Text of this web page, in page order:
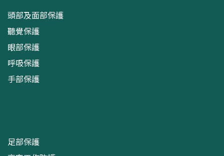
頭部及面部保護
聽覺保護
眼部保護
呼吸保護
手部保護
足部保護